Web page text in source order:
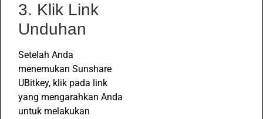
3. Klik Link
Unduhan
Setelah Anda
menemukan Sunshare
UBitkey, klik pada link
yang mengarahkan Anda
untuk melakukan